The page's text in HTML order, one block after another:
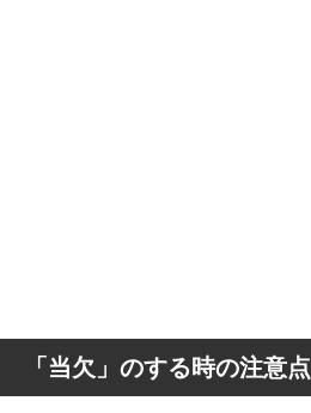
「当欠」のする時の注意点